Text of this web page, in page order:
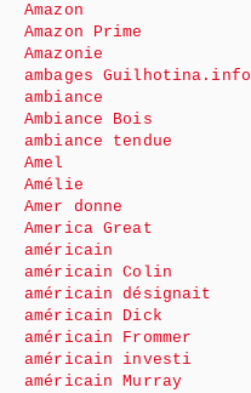
Amazon
Amazon Prime
Amazonie
ambages Guilhotina.info
ambiance
Ambiance Bois
ambiance tendue
Amel
Amélie
Amer donne
America Great
américain
américain Colin
américain désignait
américain Dick
américain Frommer
américain investi
américain Murray